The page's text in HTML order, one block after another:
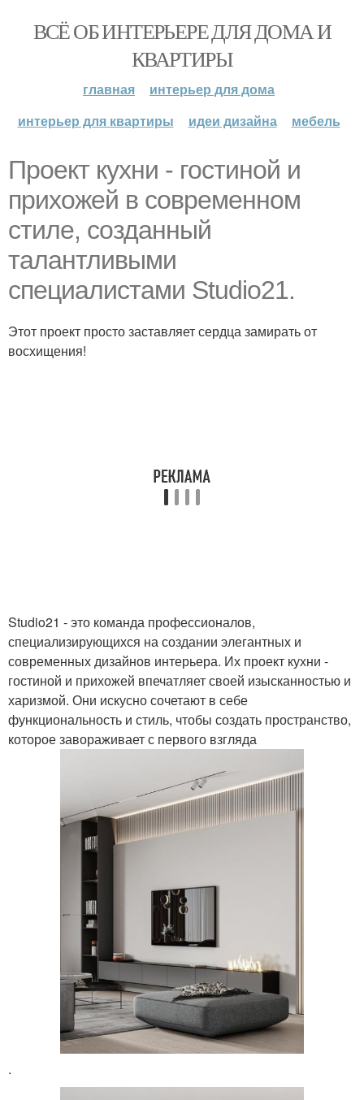
ВСЁ ОБ ИНТЕРЬЕРЕ ДЛЯ ДОМА И
КВАРТИРЫ
главная
интерьер для дома
интерьер для квартиры
идеи дизайна мебель
Проект кухни - гостиной и
прихожей в современном
стиле, созданный
талантливыми
специалистами Studio21.
Этот проект просто заставляет сердца замирать от
восхищения!
Studio21 - это команда профессионалов,
специализирующихся на создании элегантных и
современных дизайнов интерьера. Их проект кухни -
гостиной и прихожей впечатляет своей изысканностью и
харизмой. Они искусно сочетают в себе
функциональность и стиль, чтобы создать пространство,
которое завораживает с первого взгляда
.